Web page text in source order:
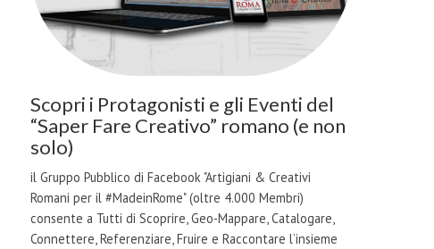
Scopri i Protagonisti e gli Eventi del
“Saper Fare Creativo” romano (e non
solo)
il Gruppo Pubblico di Facebook "Artigiani & Creativi
Romani per il #MadeinRome" (oltre 4.000 Membri)
consente a Tutti di Scoprire, Geo-Mappare, Catalogare,
Connettere, Referenziare, Fruire e Raccontare l’insieme